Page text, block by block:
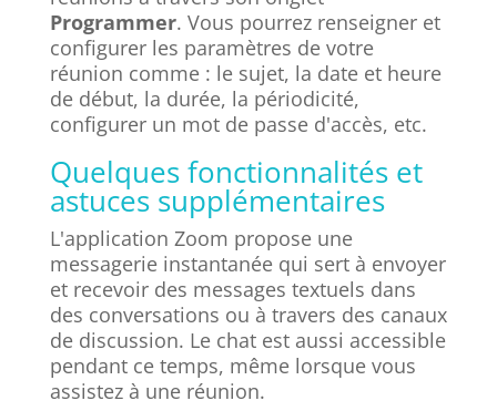
Programmer. Vous pourrez renseigner et
configurer les paramètres de votre
réunion comme : le sujet, la date et heure
de début, la durée, la périodicité,
configurer un mot de passe d'accès, etc.
Quelques fonctionnalités et
astuces supplémentaires
L'application Zoom propose une
messagerie instantanée qui sert à envoyer
et recevoir des messages textuels dans
des conversations ou à travers des canaux
de discussion. Le chat est aussi accessible
pendant ce temps, même lorsque vous
assistez à une réunion.